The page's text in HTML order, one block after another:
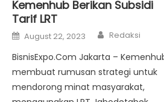
Kemenhub Berikan Subsidi
Tarif LRT
Posted
on
August 22, 2023 Author
Redaksi
BisnisExpo.Com Jakarta –
membuat rumusan strategi untuk
mendorong minat masyarakat,